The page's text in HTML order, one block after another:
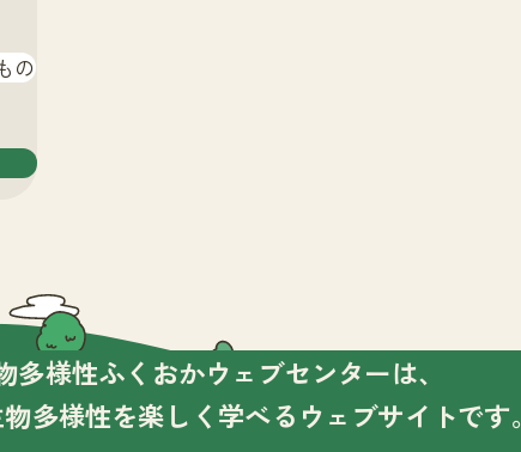
の
多様性ふくおかウェブセンターは、
多様性を楽しく学べる ウェブサイトです。